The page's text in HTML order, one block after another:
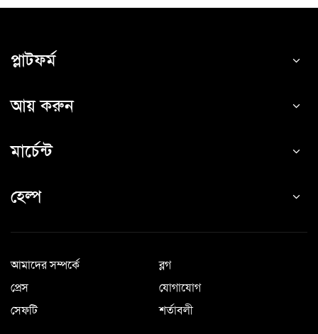
প্লাটফর্ম
আয় করুন
মার্চেন্ট
হেল্প
আমাদের সম্পর্কে
ব্লগ
প্রেস
যোগাযোগ
সেফটি
শর্তাবলী